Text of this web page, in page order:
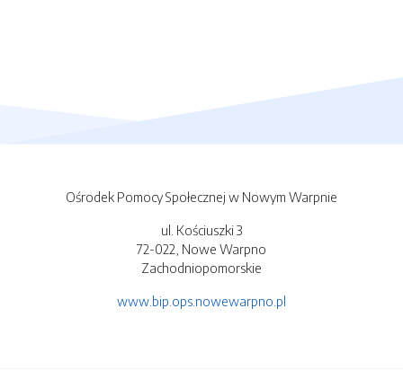
Ośrodek Pomocy Społecznej w Nowym Warpnie
ul. Kościuszki 3
72-022, Nowe Warpno
Zachodniopomorskie
www.bip.ops.nowewarpno.pl